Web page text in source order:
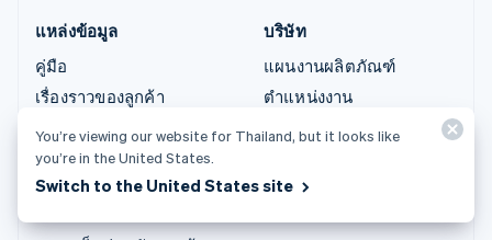
แหล่งข้อมูล
คู่มือ
เรื่องราวของลูกค้า
บล็อก
ชุมชน
การประชุมประจำปีแบบ
บริษัท
แผนงานผลิตภัณฑ์
ตำแหน่งงาน
ห้องข่าว
ติดต่อฝ่ายขาย
You’re viewing our website for Thailand, but it looks like
you’re in the United States.
Switch to the United States site